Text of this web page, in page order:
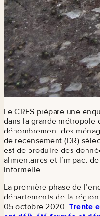
Le CRES prépare une
dans la grande métropole
dénombrement des
de recensement (DR)
est de produire des
alimentaires et l’impact
informelle.
La première phase de
départements de la
05 octobre 2020.Trente